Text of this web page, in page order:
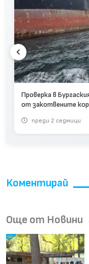
Проверка в
от закотвените
преди 2 седмици
Коментирай
Още от Новини